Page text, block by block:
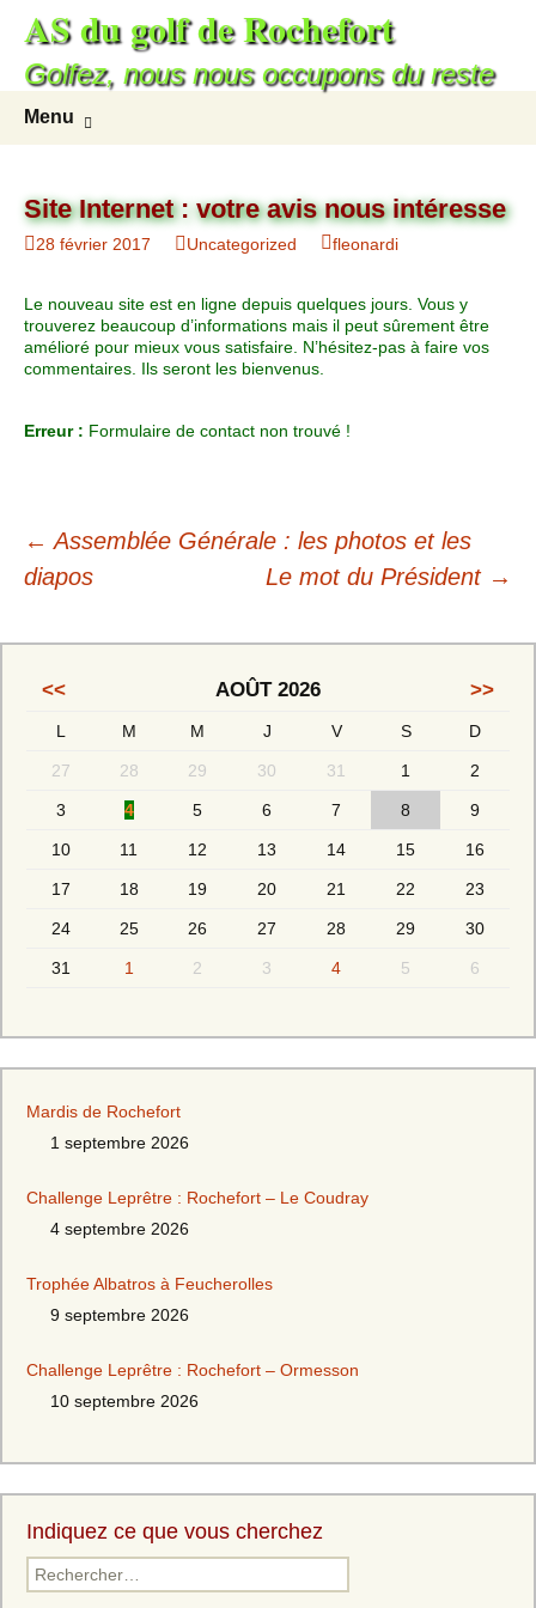
AS du golf de Rochefort
Golfez, nous nous occupons du reste
Menu
Site Internet : votre avis nous intéresse
28 février 2017 Uncategorized fleonardi
Le nouveau site est en ligne depuis quelques jours. Vous y
trouverez beaucoup d’informations mais il peut sûrement être
amélioré pour mieux vous satisfaire. N’hésitez-pas à faire vos
commentaires. Ils seront les bienvenus.
Erreur : Formulaire de contact non trouvé !
← Assemblée Générale : les photos et les
diapos
Le mot du Président →
<< AOÛT 2026 >>
L M M J V S D
27 28 29 30 31 1 2
3 4 5 6 7 8 9
10 11 12 13 14 15 16
17 18 19 20 21 22 23
24 25 26 27 28 29 30
31 1 2 3 4 5 6
Mardis de Rochefort
1 septembre 2026
Challenge Leprêtre : Rochefort – Le Coudray
4 septembre 2026
Trophée Albatros à Feucherolles
9 septembre 2026
Challenge Leprêtre : Rochefort – Ormesson
10 septembre 2026
Indiquez ce que vous cherchez